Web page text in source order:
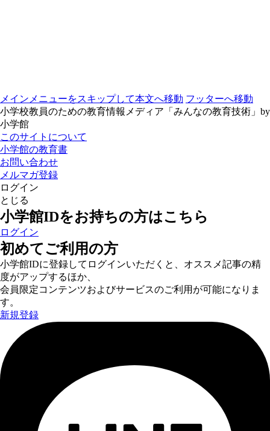
メインメニューをスキップして本文へ移動 フッターへ移動
小学校教員のための教育情報メディア「みんなの教育技術」by
小学館
このサイトについて
小学館の教育書
お問い合わせ
メルマガ登録
ログイン
とじる
小学館IDをお持ちの方はこちら
ログイン
初めてご利用の方
小学館IDに登録してログインいただくと、オススメ記事の精
度がアップするほか、
会員限定コンテンツおよびサービスのご利用が可能になりま
す。
新規登録